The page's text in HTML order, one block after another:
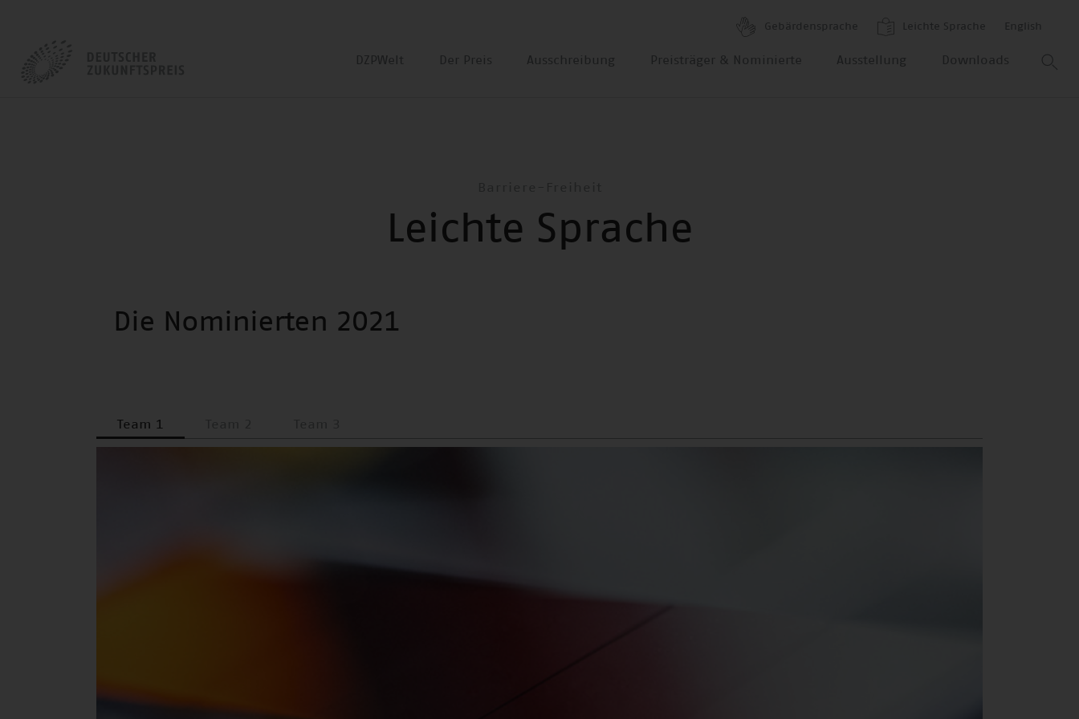
Gebärdensprache Leichte Sprache English
DZPWelt Der Preis Ausschreibung Preisträger & Nominierte Ausstellung Downloads
Leichte Sprache
Die Nominierten 2021
Team 1